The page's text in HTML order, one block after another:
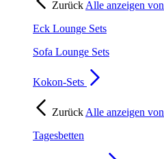
Zurück Alle anzeigen von
Eck Lounge Sets
Sofa Lounge Sets
Kokon-Sets
Zurück Alle anzeigen von
Tagesbetten